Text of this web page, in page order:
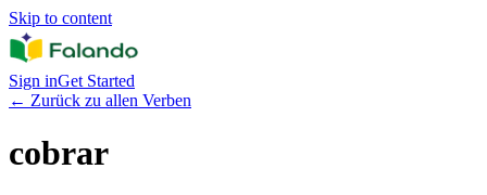
Skip to content
Sign inGet Started
← Zurück zu allen Verben
cobrar